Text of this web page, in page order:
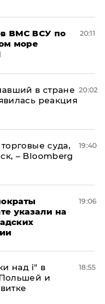
ВМС ВСУ по
море
20:11
в стране
реакция
20:02
суда,
– Bloomberg
19:40
указали на
19:06
над і" в
и
18:55